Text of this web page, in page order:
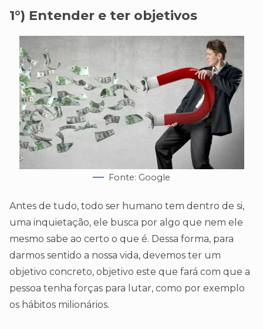
1°) Entender e ter objetivos
Fonte: Google
Antes de tudo, todo ser humano tem dentro de si,
uma inquietação, ele busca por algo que nem ele
mesmo sabe ao certo o que é. Dessa forma, para
darmos sentido a nossa vida, devemos ter um
objetivo concreto, objetivo este que fará com que a
pessoa tenha forças para lutar, como por exemplo
os hábitos milionários.